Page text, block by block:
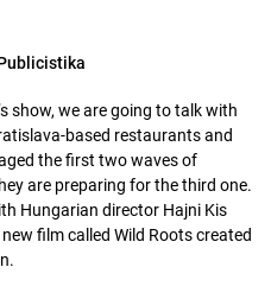
show, we are going to talk with
based restaurants and
the first two waves of
are preparing for the third one.
Hungarian director Hajni Kis
film called Wild Roots created